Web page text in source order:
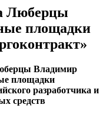
Люберцы
площадки
Владимир
площадки
разработчика и
средств